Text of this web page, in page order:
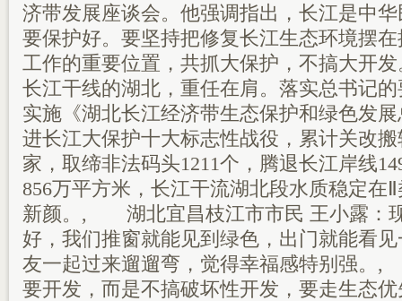
济带发展座谈会。他强调指出，长江是中
要保护好。要坚持把修复长江生态环境摆
工作的重要位置，共抓大保护，不搞大
长江干线的湖北，重任在肩。落实总书记
实施《湖北长江经济带生态保护和绿色发
进长江大保护十大标志性战役，累计关改
家，取缔非法码头1211个，腾退长江岸线
856万平方米，长江干流湖北段水质稳定在
新颜。, 湖北宜昌枝江市市民 王小露：
好，我们推窗就能见到绿色，出门就能看
友一起过来遛遛弯，觉得幸福感特别强
要开发，而是不搞破坏性开发，要走生态